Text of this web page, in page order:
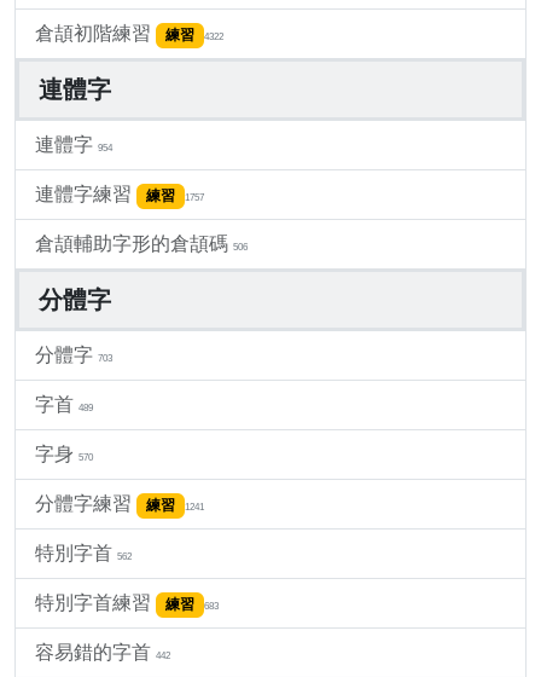
倉頡初階練習 練習 4322
連體字
連體字 954
連體字練習 練習 1757
倉頡輔助字形的倉頡碼 506
分體字
分體字 703
字首 489
字身 570
分體字練習 練習 1241
特別字首 562
特別字首練習 練習 683
容易錯的字首 442